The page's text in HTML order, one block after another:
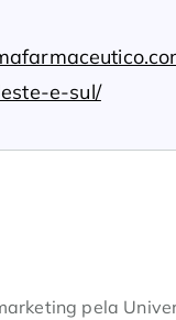
e-sul/
pela